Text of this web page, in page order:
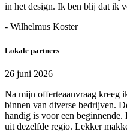
in het design. Ik ben blij dat ik
- Wilhelmus Koster
Lokale partners
26 juni 2026
Na mijn offerteaanvraag kreeg
binnen van diverse bedrijven.
handig is voor een
uit dezelfde regio. Lekker